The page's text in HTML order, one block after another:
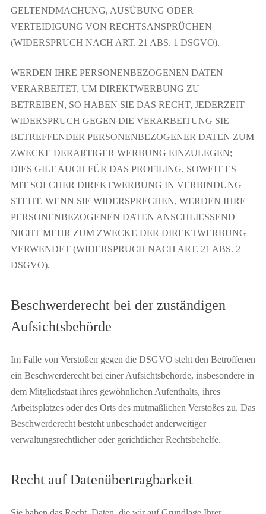
GELTENDMACHUNG, AUSÜBUNG ODER
VERTEIDIGUNG VON RECHTSANSPRÜCHEN
(WIDERSPRUCH NACH ART. 21 ABS. 1 DSGVO).
WERDEN IHRE PERSONENBEZOGENEN DATEN
VERARBEITET, UM DIREKTWERBUNG ZU
BETREIBEN, SO HABEN SIE DAS RECHT, JEDERZEIT
WIDERSPRUCH GEGEN DIE VERARBEITUNG SIE
BETREFFENDER PERSONENBEZOGENER DATEN ZUM
ZWECKE DERARTIGER WERBUNG EINZULEGEN;
DIES GILT AUCH FÜR DAS PROFILING, SOWEIT ES
MIT SOLCHER DIREKTWERBUNG IN VERBINDUNG
STEHT. WENN SIE WIDERSPRECHEN, WERDEN IHRE
PERSONENBEZOGENEN DATEN ANSCHLIESSEND
NICHT MEHR ZUM ZWECKE DER DIREKTWERBUNG
VERWENDET (WIDERSPRUCH NACH ART. 21 ABS. 2
DSGVO).
Beschwerde­recht bei der zuständigen
Aufsichts­behörde
Im Falle von Verstößen gegen die DSGVO steht den Betroffenen
ein Beschwerderecht bei einer Aufsichtsbehörde, insbesondere in
dem Mitgliedstaat ihres gewöhnlichen Aufenthalts, ihres
Arbeitsplatzes oder des Orts des mutmaßlichen Verstoßes zu. Das
Beschwerderecht besteht unbeschadet anderweitiger
verwaltungsrechtlicher oder gerichtlicher Rechtsbehelfe.
Recht auf Daten­übertrag­barkeit